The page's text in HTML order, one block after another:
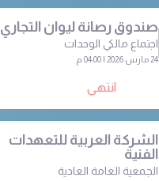
صندوق رصانة ليوان التجاري
اجتماع مالكي الوحدات
24 مارس 2026 | 04:00 م
انتهى
الشركة العربية للتعهدات
الفنية
الجمعية العامة العادية